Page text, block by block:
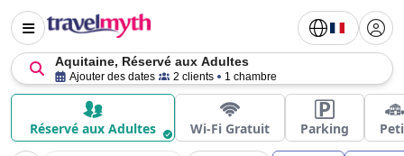
Aquitaine, Réservé aux Adultes
Ajouter des dates 2 clients 1 chambre
Réservé aux Adultes Wi-Fi Gratuit Parking